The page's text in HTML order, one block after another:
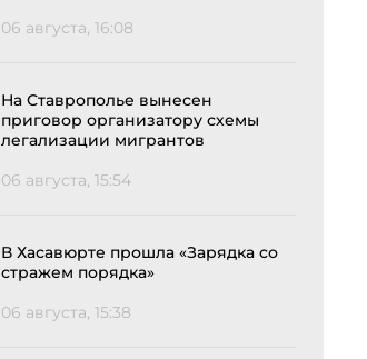
06 августа, 16:08
На Ставрополье вынесен
приговор организатору схемы
легализации мигрантов
06 августа, 15:54
В Хасавюрте прошла «Зарядка со
стражем порядка»
06 августа, 15:38